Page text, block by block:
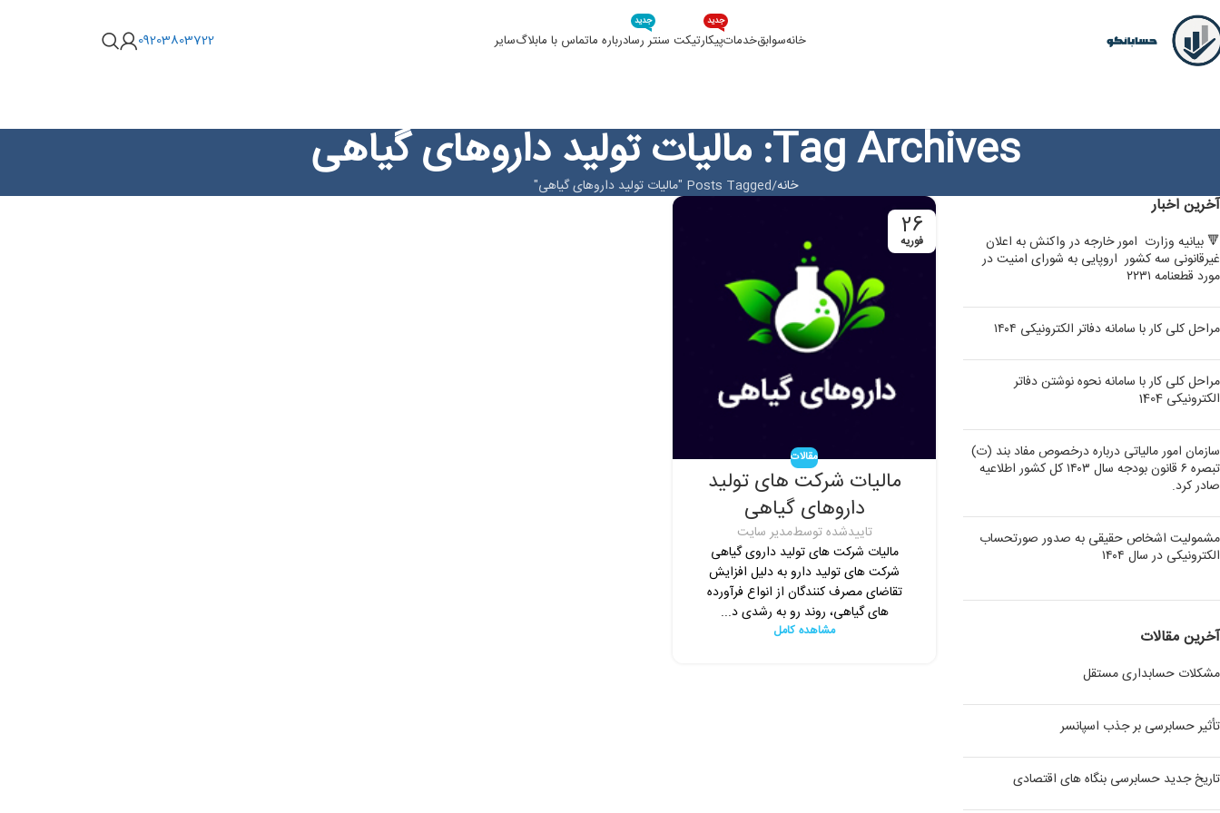
خانهسوابقخدماتپیکار
جدید
تیکت سنتر رسا
جدید
درباره ماتماس با مابلاگسایر 09203803722
Tag Archives: مالیات تولید داروهای گیاهی
خانه Posts Tagged "مالیات تولید داروهای گیاهی"
آخرین اخبار
🔻 بیانیه وزارت امور خارجه در واکنش به اعلان
غیرقانونی سه کشور اروپایی به شورای امنیت در
مورد قطعنامه ۲۲۳۱
مراحل کلی کار با سامانه دفاتر الکترونیکی ۱۴۰۴
مراحل کلی کار با سامانه نحوه نوشتن دفاتر
الکترونیکی 1404
سازمان امور مالیاتی درباره درخصوص مفاد بند (ت)
تبصره ۶ قانون بودجه سال ۱۴۰۳ کل کشور اطلاعیه
صادر کرد.
مشمولیت اشخاص حقیقی به صدور صورتحساب
الکترونیکی در سال ۱۴۰۴
آخرین مقالات
مشکلات حسابداری مستقل
تأثیر حسابرسی بر جذب اسپانسر
تاریخ جدید حسابرسی بنگاه های اقتصادی
26
فوریه
مقالات
مالیات شرکت های تولید
داروهای گیاهی
تاییدشده توسطمدیر سایت
مالیات شرکت های تولید داروی گیاهی
شرکت های تولید دارو به دلیل افزایش
تقاضای مصرف کنندگان از انواع فرآورده
های گیاهی، روند رو به رشدی د...
مشاهده کامل